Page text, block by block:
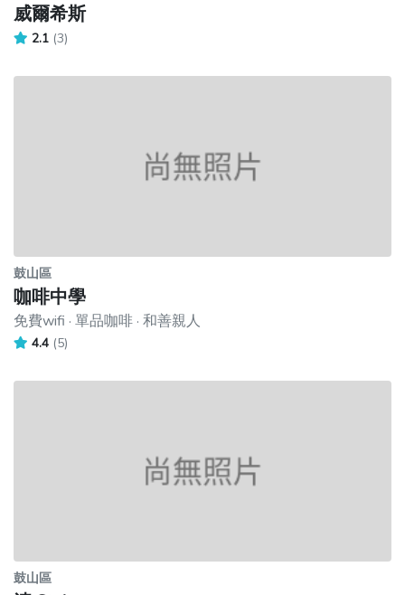
威爾希斯
2.1 (3)
鼓山區
咖啡中學
免費wifi · 單品咖啡 · 和善親人
4.4 (5)
鼓山區